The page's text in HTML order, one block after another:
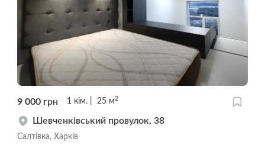
9 000 грн 1 кім. 25 м 2
Шевченківський провулок, 38
Салтівка, Харків